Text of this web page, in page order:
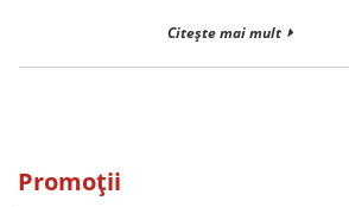
Citește mai mult
Promoții